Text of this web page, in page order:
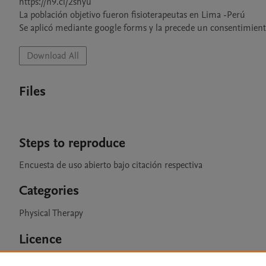
La población objetivo fueron fisioterapeutas en Lima -Perú
Se aplicó mediante google forms y la precede un
Download All
Files
Steps to reproduce
Encuesta de uso abierto bajo citación respectiva
Categories
Physical Therapy
Licence